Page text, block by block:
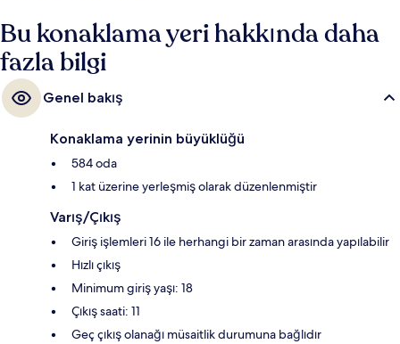
Bu konaklama yeri hakkında daha
fazla bilgi
Genel bakış
Konaklama yerinin büyüklüğü
584 oda
1 kat üzerine yerleşmiş olarak düzenlenmiştir
Varış/Çıkış
Giriş işlemleri 16 ile herhangi bir zaman arasında yapılabilir
Hızlı çıkış
Minimum giriş yaşı: 18
Çıkış saati: 11
Geç çıkış olanağı müsaitlik durumuna bağlıdır